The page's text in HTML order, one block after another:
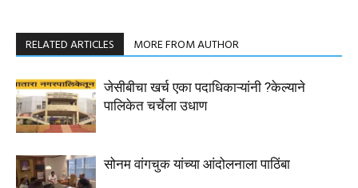
RELATED ARTICLES MORE FROM AUTHOR
जेसीबीचा खर्च एका पदाधिकाऱ्यांनी ?केल्याने
पालिकेत चर्चेला उधाण
सोनम वांगचुक यांच्या आंदोलनाला पाठिंबा